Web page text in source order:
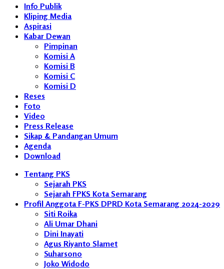
Info Publik
Kliping Media
Aspirasi
Kabar Dewan
Pimpinan
Komisi A
Komisi B
Komisi C
Komisi D
Reses
Foto
Video
Press Release
Sikap & Pandangan Umum
Agenda
Download
Tentang PKS
Sejarah PKS
Sejarah FPKS Kota Semarang
Profil Anggota F-PKS DPRD Kota Semarang 2024-2029
Siti Roika
Ali Umar Dhani
Dini Inayati
Agus Riyanto Slamet
Suharsono
Joko Widodo